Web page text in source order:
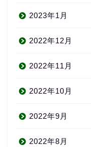
2023年1月
2022年12月
2022年11月
2022年10月
2022年9月
2022年8月